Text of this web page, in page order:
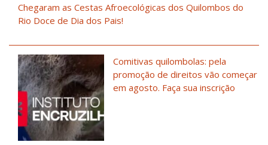
Chegaram as Cestas Afroecológicas dos Quilombos do
Rio Doce de Dia dos Pais!
Comitivas quilombolas: pela
promoção de direitos vão começar
em agosto. Faça sua inscrição